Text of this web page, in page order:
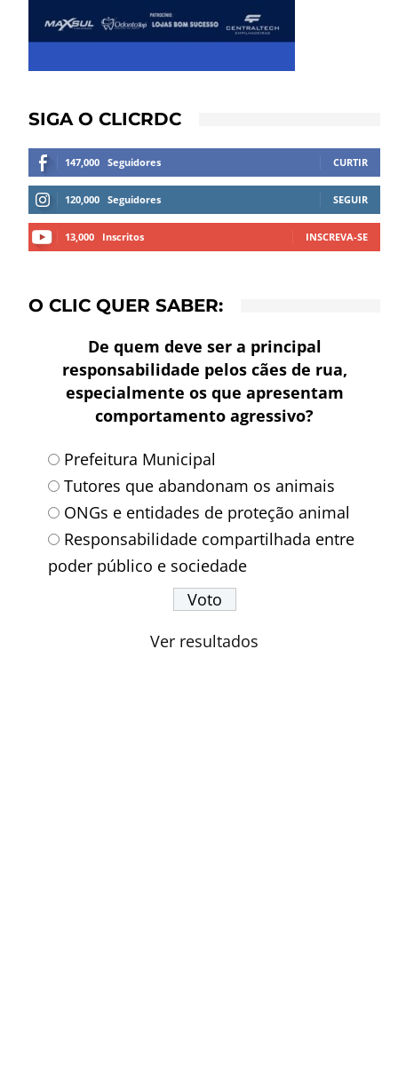
SIGA O CLICRDC
147,000 Seguidores CURTIR
120,000 Seguidores SEGUIR
13,000 Inscritos INSCREVA-SE
O CLIC QUER SABER:
De quem deve ser a principal
responsabilidade pelos cães de rua,
especialmente os que apresentam
comportamento agressivo?
Prefeitura Municipal
Tutores que abandonam os animais
ONGs e entidades de proteção animal
Responsabilidade compartilhada entre
poder público e sociedade
Ver resultados